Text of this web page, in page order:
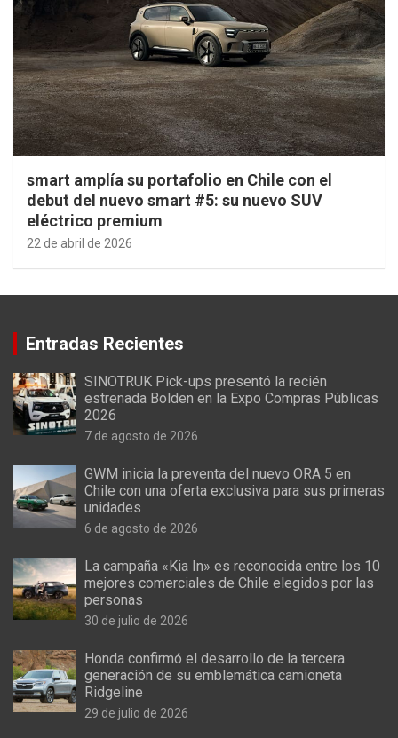
smart amplía su portafolio en Chile con el
debut del nuevo smart #5: su nuevo SUV
eléctrico premium
22 de abril de 2026
Entradas Recientes
SINOTRUK Pick-ups presentó la recién
estrenada Bolden en la Expo Compras Públicas
2026
7 de agosto de 2026
GWM inicia la preventa del nuevo ORA 5 en
Chile con una oferta exclusiva para sus primeras
unidades
6 de agosto de 2026
La campaña «Kia In» es reconocida entre los 10
mejores comerciales de Chile elegidos por las
personas
30 de julio de 2026
Honda confirmó el desarrollo de la tercera
generación de su emblemática camioneta
Ridgeline
29 de julio de 2026